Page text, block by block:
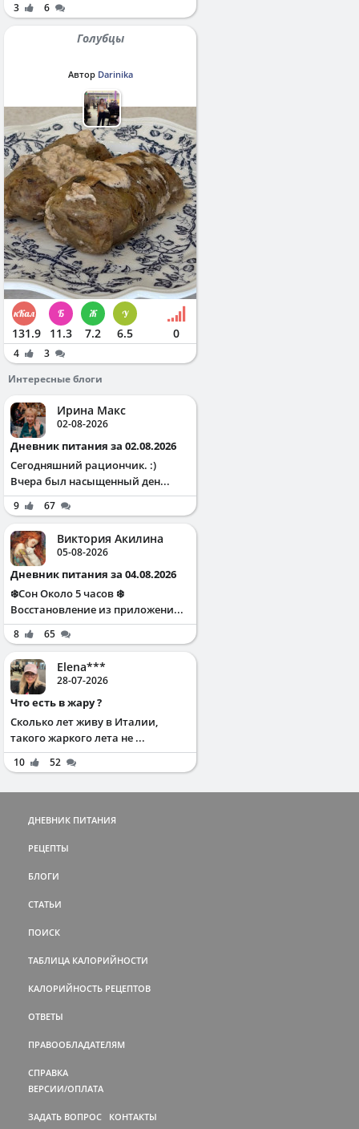
3 6
Голубцы
Автор Darinika
131.9 11.3 7.2 6.5 0
4
3
Интересные блоги
Ирина Макс
02-08-2026
Дневник питания за 02.08.2026
Сегодняшний рациончик. :)
Вчера был насыщенный ден...
9 67
Виктория Акилина
05-08-2026
Дневник питания за 04.08.2026
❄️Сон Около 5 часов ❄️
Восстановление из приложени...
8 65
Elena***
28-07-2026
Что есть в жару ?
Сколько лет живу в Италии,
такого жаркого лета не ...
10 52
ДНЕВНИК ПИТАНИЯ
РЕЦЕПТЫ
БЛОГИ
СТАТЬИ
ПОИСК
ТАБЛИЦА КАЛОРИЙНОСТИ
КАЛОРИЙНОСТЬ РЕЦЕПТОВ
ОТВЕТЫ
ПРАВООБЛАДАТЕЛЯМ
СПРАВКА
ВЕРСИИ/ОПЛАТА
ЗАДАТЬ ВОПРОС КОНТАКТЫ